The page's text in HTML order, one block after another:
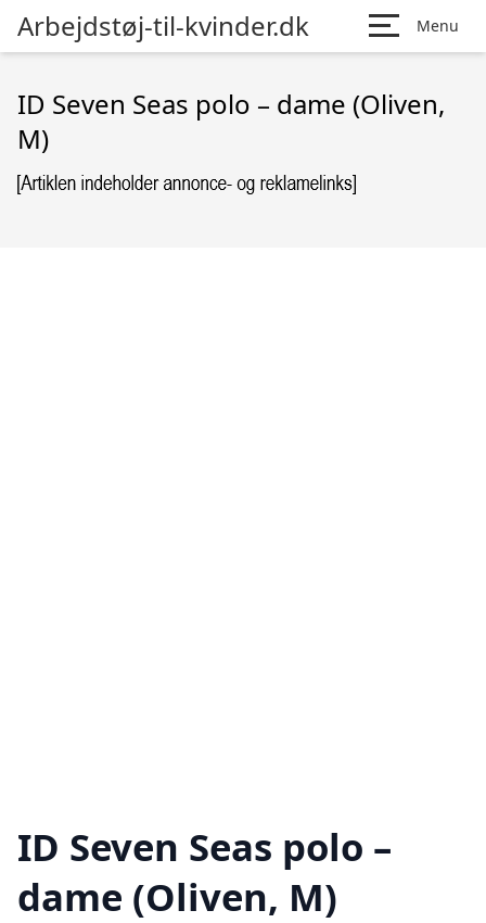
Arbejdstøj-til-kvinder.dk Menu
ID Seven Seas polo – dame (Oliven,
M)
ID Seven Seas polo –
dame (Oliven, M)